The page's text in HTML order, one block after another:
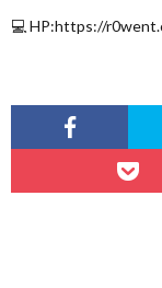
💻 HP:https://